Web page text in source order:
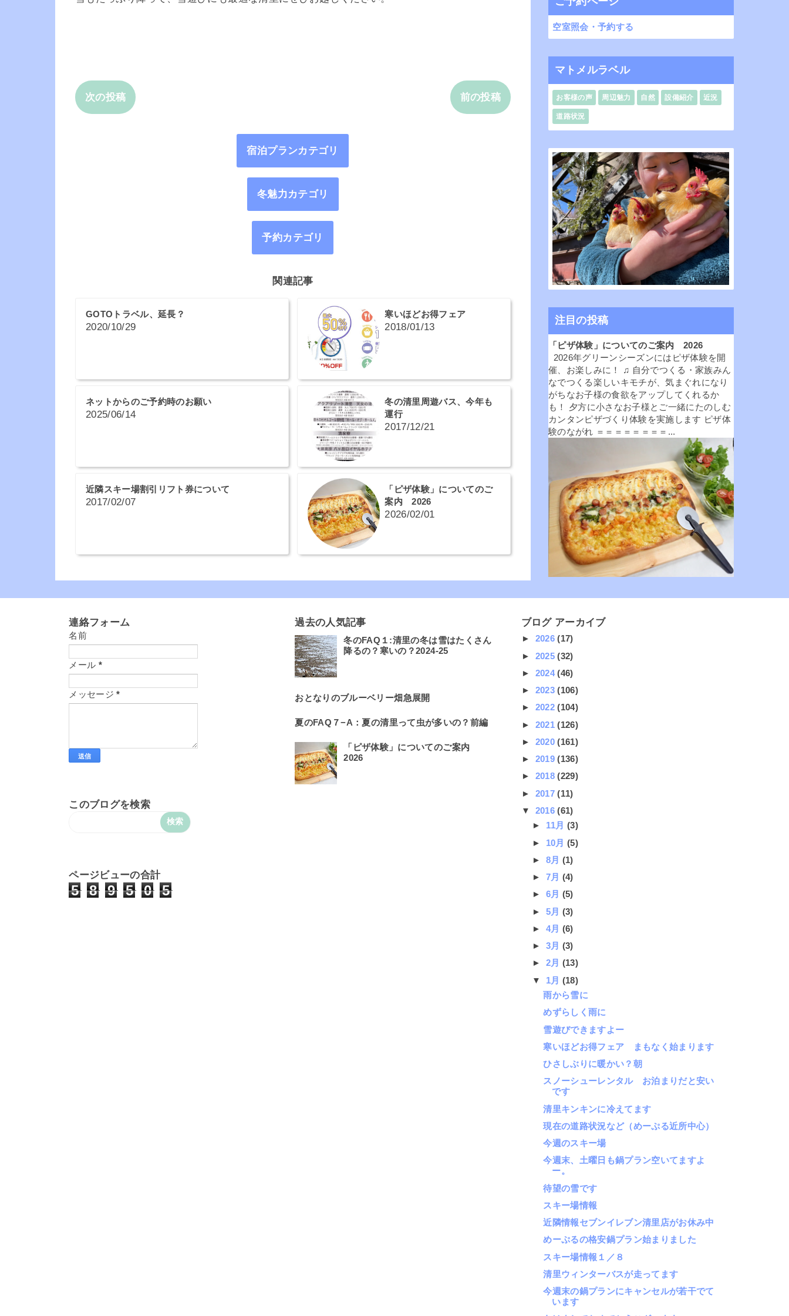
次の投稿 前の投稿
宿泊プランカテゴリ
冬魅力カテゴリ
予約カテゴリ
関連記事
GOTOトラベル、延長？
2020/10/29
寒いほどお得フェア
2018/01/13
ネットからのご予約時のお願い
2025/06/14
冬の清里周遊バス、今年も
運行
2017/12/21
近隣スキー場割引リフト券について
2017/02/07
「ピザ体験」についてのご
案内 2026
2026/02/01
空室照会・予約する
マトメルラベル
お客様の声 周辺魅力 自然 設備紹介 近況
道路状況
注目の投稿
「ピザ体験」についてのご案内 2026
2026年グリーンシーズンにはピザ体験を開
催、お楽しみに！ ♫ 自分でつくる・家族みん
なでつくる楽しいキモチが、気まぐれになり
がちなお子様の食欲をアップしてくれるか
も！ 夕方に小さなお子様とご一緒にたのしむ
カンタンピザづくり体験を実施します ピザ体
験のながれ ＝＝＝＝＝＝＝＝...
連絡フォーム
名前
メール *
メッセージ*
このブログを検索
ページビューの合計
5 8 9 5 0 5
過去の人気記事
冬のFAQ１:清里の冬は雪はたくさん
降るの？寒いの？2024-25
おとなりのブルーベリー畑急展開
夏のFAQ７−A：夏の清里って虫が多いの？前編
「ピザ体験」についてのご案内
2026
ブログ アーカイブ
► 2026(17)
► 2025(32)
► 2024(46)
► 2023(106)
► 2022(104)
► 2021(126)
► 2020(161)
► 2019(136)
► 2018(229)
► 2017(11)
▼ 2016(61)
► 11月(3)
► 10月(5)
► 8月 (1)
► 7月 (4)
► 6月 (5)
► 5月 (3)
► 4月 (6)
► 3月 (3)
► 2月 (13)
▼ 1月 (18)
雨から雪に
めずらしく雨に
雪遊びできますよー
寒いほどお得フェア まもなく始まります
ひさしぶりに暖かい？朝
スノーシューレンタル お泊まりだと安い
です
清里キンキンに冷えてます
現在の道路状況など（めーぷる近所中心）
今週のスキー場
今週末、土曜日も鍋プラン空いてますよ
ー。
待望の雪です
スキー場情報
近隣情報セブンイレブン清里店がお休み中
めーぷるの格安鍋プラン始まりました
スキー場情報１／８
清里ウィンターバスが走ってます
今週末の鍋プランにキャンセルが若干でて
います